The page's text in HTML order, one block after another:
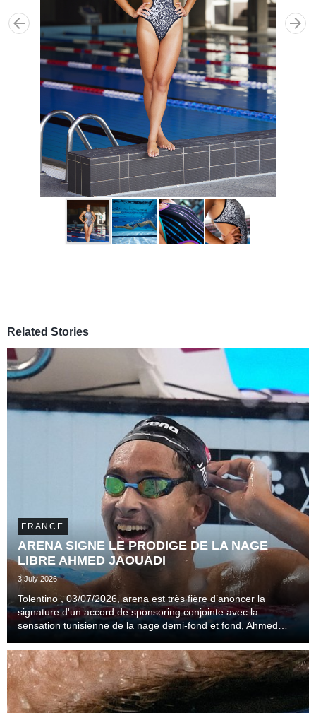
Related Stories
FRANCE
ARENA SIGNE LE PRODIGE DE LA NAGE
LIBRE AHMED JAOUADI
3 July 2026
Tolentino , 03/07/2026, arena est très fière d’anoncer la
signature d'un accord de sponsoring conjointe avec la
sensation tunisienne de la nage demi-fond et fond, Ahmed